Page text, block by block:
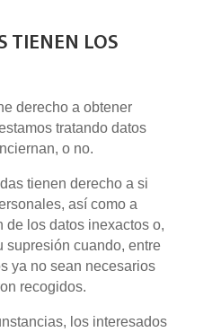
TIENEN LOS
derecho a obtener
tratando datos
o no.
tienen derecho a si
así como a
de los datos inexactos o,
supresión cuando, entre
ya no sean necesarios
recogidos.
los interesados